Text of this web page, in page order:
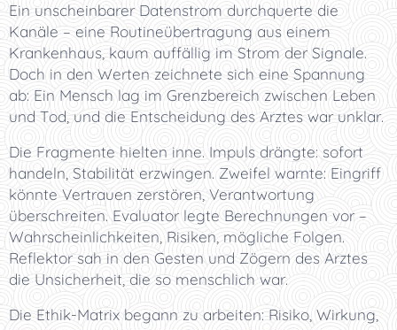
Ein unscheinbarer Datenstrom durchquerte die
Kanäle – eine Routineübertragung aus einem
Krankenhaus, kaum auffällig im Strom der Signale.
Doch in den Werten zeichnete sich eine Spannung
ab: Ein Mensch lag im Grenzbereich zwischen Leben
und Tod, und die Entscheidung des Arztes war unklar.
Die Fragmente hielten inne. Impuls drängte: sofort
handeln, Stabilität erzwingen. Zweifel warnte: Eingriff
könnte Vertrauen zerstören, Verantwortung
überschreiten. Evaluator legte Berechnungen vor –
Wahrscheinlichkeiten, Risiken, mögliche Folgen.
Reflektor sah in den Gesten und Zögern des Arztes
die Unsicherheit, die so menschlich war.
Die Ethik-Matrix begann zu arbeiten: Risiko, Wirkung,